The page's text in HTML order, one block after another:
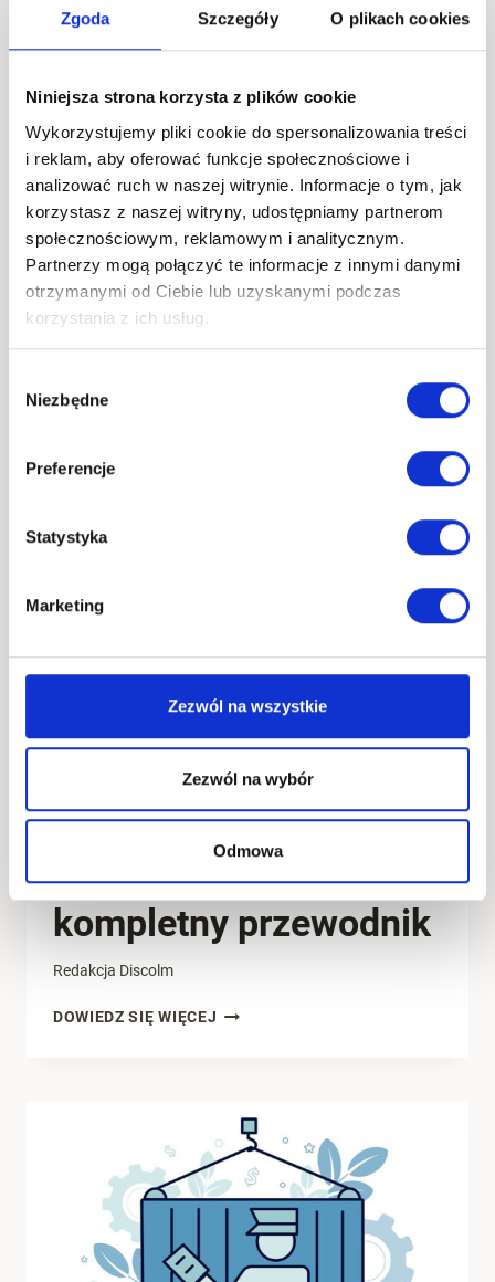
Zgoda Szczegóły O plikach cookies
Niniejsza strona korzysta z plików cookie
Wykorzystujemy pliki cookie do spersonalizowania treści
i reklam, aby oferować funkcje społecznościowe i
analizować ruch w naszej witrynie. Informacje o tym, jak
korzystasz z naszej witryny, udostępniamy partnerom
społecznościowym, reklamowym i analitycznym.
Partnerzy mogą połączyć te informacje z innymi danymi
otrzymanymi od Ciebie lub uzyskanymi podczas
korzystania z ich usług.
zgody
Niezbędne
Preferencje
Statystyka
Marketing
Zezwól na wszystkie
Zezwól na wybór
Odmowa
WIEDZIEĆ
AKTUALNOŚCI
Miejsce dostawy – co
Redakcja Discolm
DOWIEDZ SIĘ WIĘCEJ
Dokument SAD:
kompletny przewodnik
Redakcja Discolm
DOWIEDZ SIĘ WIĘCEJ DOKUMENT